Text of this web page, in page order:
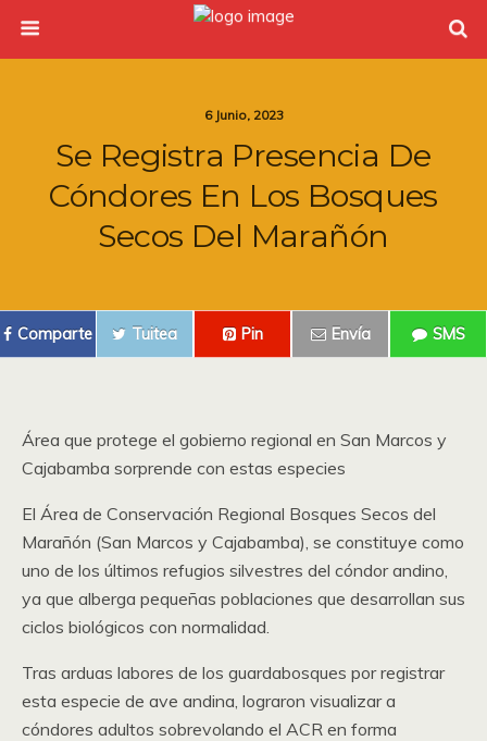
6 Junio, 2023
Se Registra Presencia De
Cóndores En Los Bosques
Secos Del Marañón
Comparte Tuitea Pin Envía SMS
Área que protege el gobierno regional en San Marcos y
Cajabamba sorprende con estas especies
El Área de Conservación Regional Bosques Secos del
Marañón (San Marcos y Cajabamba), se constituye como
uno de los últimos refugios silvestres del cóndor andino,
ya que alberga pequeñas poblaciones que desarrollan sus
ciclos biológicos con normalidad.
Tras arduas labores de los guardabosques por registrar
esta especie de ave andina, lograron visualizar a
cóndores adultos sobrevolando el ACR en forma